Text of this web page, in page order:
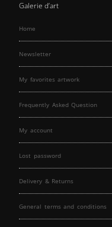
Galerie d’art
Home
Newsletter
My favorites artwork
Frequently Asked Question
My account
Lost password
Delivery & Returns
General terms and conditions